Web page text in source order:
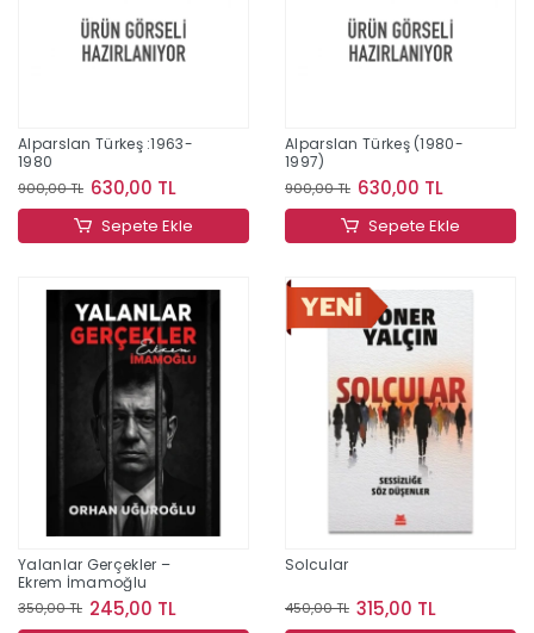
Alparslan Türkeş :1963-
1980
900,00 TL 630,00 TL
Sepete Ekle
Alparslan Türkeş (1980-
1997)
900,00 TL 630,00 TL
Sepete Ekle
Yalanlar Gerçekler –
Ekrem İmamoğlu
350,00 TL 245,00 TL
Solcular
450,00 TL 315,00 TL